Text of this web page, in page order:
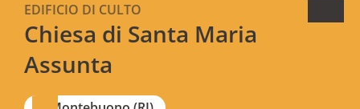
Chiesa di Santa Maria
Assunta
EDIFICIO DI CULTO